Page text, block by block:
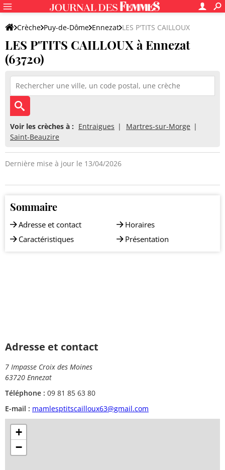
Crèche Puy-de-Dôme Ennezat LES P'TITS CAILLOUX
LES P'TITS CAILLOUX à Ennezat
(63720)
Voir les crèches à : Entraigues
Martres-sur-Morge
Saint-Beauzire
Dernière mise à jour le 13/04/2026
Sommaire
Adresse et contact
Caractéristiques
Horaires
Présentation
Adresse et contact
7 Impasse Croix des Moines
63720 Ennezat
Téléphone : 09 81 85 63 80
E-mail : mamlesptitscailloux63@gmail.com
+
−